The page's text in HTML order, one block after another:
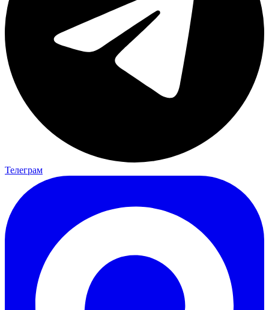
Телеграм